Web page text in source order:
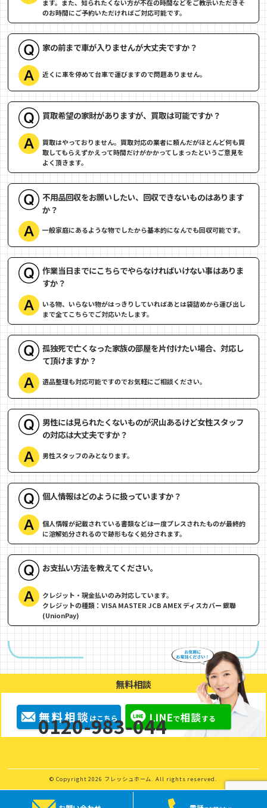
ます。また、知られたくない方が不在の時間などをご教示いただきそ
のお時間にご予約いただければご対応可能です。
家の前まで車が入りませんが大丈夫ですか？
近くに車を停めて台車で運びますので問題ありません。
買取希望の家財がありますが、買取は可能ですか？
買取はやっておりません。買取対応の業者に頼んだがほとんど何も買
取してもらえずかえって時間だけがかかってしまったというご意見を
よく頂きます。
不用品回収をお願いしたい、回収できないものはあります
か？
一般家庭にあるような物でしたから基本的になんでも回収可能です。
作業当日までにこちらでやらなければいけない事はありま
すか？
いる物、いらない物がはっきりしていればあとは袋詰めから運び出し
まで全てこちらでご対応いたします。
孤独死で亡くなった家族の部屋を片付けたい場合、対応し
て頂けますか？
遺品整理も対応可能ですのでお気軽にご相談ください。
男性には見られたくないものが沢山あるけど女性スタッフ
の対応は大丈夫ですか？
男性スタッフのみとなります。
個人情報はどのように扱っていますか？
個人情報が記載されている書類などは一度プレスされたものが最終的
に溶解処分されるので跡形もなく処分されます。
お支払い方法を教えてください。
クレジット・現金払いのみ対応しています。
クレジットの種類：VISA MASTER JCB AMEX ディスカバー 銀聯
(UnionPay)
無料相談
0120-983-044
© Copyright 2026 フレッシュホーム. All rights reserved.